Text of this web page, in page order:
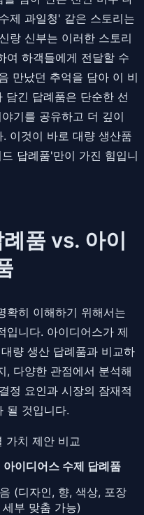
제 과일청' 같은 스토리는
랑 신부는 이러한 스토리
여 하객들에게 전달할 수
만났던 추억을 담아 이 비
담긴 답례품은 단순한 선
기를 공유하고 더 깊이
이것이 바로 대량 생산품
답례품'만이 가진 힘입니
품 vs. 아이
확히 이해하기 위해서는
입니다. 아이디어스가 제
량 생산 답례품과 비교하
, 다양한 관점에서 분석해
정 요인과 시장의 잠재적
될 것입니다.
가치 제안 비교
아이디어스 수제 답례품
(디자인, 향, 색상, 포장
세부 맞춤 가능)